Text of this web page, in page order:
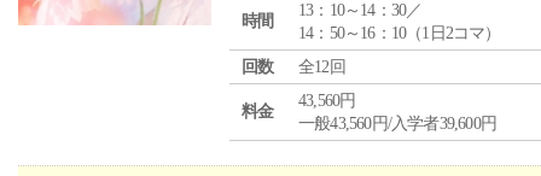
時間
13：10～14：30／
14：50～16：10（1日2コマ）
回数
全12回
料金
43,560円
一般43,560円/入学者39,600円